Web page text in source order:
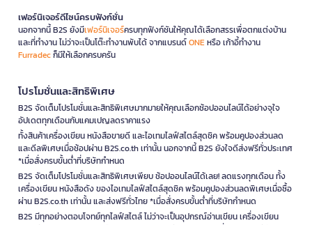
เฟอร์นิเจอร์ดีไซน์ครบฟังก์ชั่น
นอกจากนี้ B2S ยังมีเฟอร์นิเจอร์ครบทุกฟังก์ชันให้คุณได้เลือกสรรเพื่อตกแต่งบ้าน
และที่ทำงาน ไม่ว่าจะเป็นโต๊ะทำงานพับได้ จากแบรนด์ONEหรือ เก้าอี้ทำงาน
Furradecก็มีให้เลือกครบครัน
โปรโมชั่นและสิทธิพิเศษ
B2S จัดเต็มโปรโมชั่นและสิทธิพิเศษมากมายให้คุณเลือกช้อปออนไลน์ได้อย่างจุใจ
อัปเดตทุกเดือนกับแคมเปญลดราคาแรง
ทั้งสินค้าเครื่องเขียน หนังสือขายดี และไอเทมไลฟ์สไตล์สุดชิค พร้อมคูปองส่วนลด
และดีลพิเศษเมื่อช้อปผ่าน B2S.co.th เท่านั้น นอกจากนี้ B2S ยังใจดีส่งฟรีทั่วประเทศ
*เมื่อสั่งครบขั้นต่ำที่บริษัทกำหนด
B2S จัดเต็มโปรโมชั่นและสิทธิพิเศษเพียบ ช้อปออนไลน์ได้เลย! ลดแรงทุกเดือน ทั้ง
เครื่องเขียน หนังสือดัง ของไอเทมไลฟ์สไตล์สุดชิค พร้อมคูปองส่วนลดพิเศษเมื่อซื้อ
ผ่าน B2S.co.th เท่านั้น และส่งฟรีทั่วไทย *เมื่อสั่งครบขั้นต่ำที่บริษัทกำหนด
B2S มีทุกอย่างตอบโจทย์ทุกไลฟ์สไตล์ ไม่ว่าจะเป็นอุปกรณ์อ่านเขียน เครื่องเขียน